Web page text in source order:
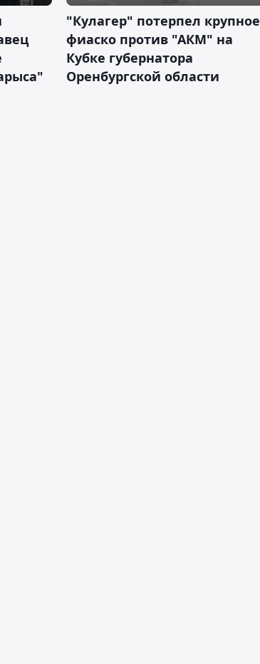
"Кулагер" потерпел крупное
фиаско против "АКМ" на
Кубке губернатора
Оренбургской области